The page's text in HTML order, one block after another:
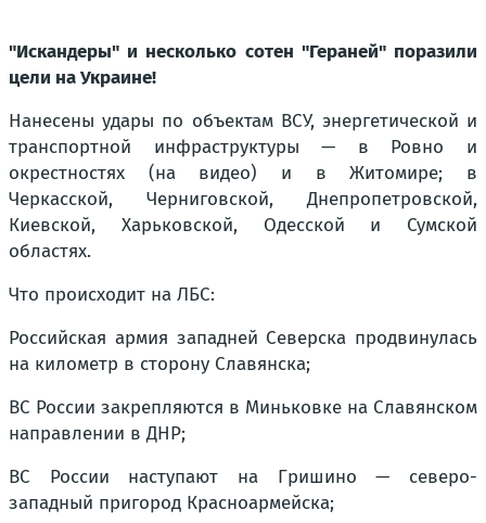
"Искандеры" и несколько сотен "Гераней" поразили
цели на Украине!
Нанесены удары по объектам ВСУ, энергетической и
транспортной инфраструктуры — в Ровно и
окрестностях (на видео) и в Житомире; в
Черкасской, Черниговской, Днепропетровской,
Киевской, Харьковской, Одесской и Сумской
областях.
Что происходит на ЛБС:
Российская армия западней Северска продвинулась
на километр в сторону Славянска;
ВС России закрепляются в Миньковке на Славянском
направлении в ДНР;
ВС России наступают на Гришино — северо-
западный пригород Красноармейска;